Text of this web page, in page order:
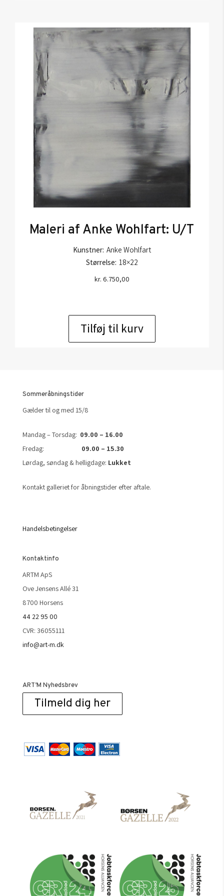
Maleri af Anke Wohlfart: U/T
Kunstner: Anke Wohlfart
Størrelse: 18×22
kr. 6.750,00
Tilføj til kurv
Sommeråbningstider
Gælder til og med 15/8
Mandag – Torsdag: 09.00 – 16.00
Fredag: 09.00 – 15.30
Lørdag, søndag & helligdage: Lukket
Kontakt galleriet for åbningstider efter aftale.
Handelsbetingelser
Kontaktinfo
ARTM ApS
Ove Jensens Allé 31
8700 Horsens
44 22 95 00
CVR: 36055111
info@art-m.dk
ART’M Nyhedsbrev
Tilmeld dig her